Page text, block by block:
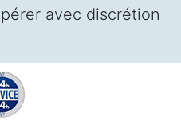
avec discrétion